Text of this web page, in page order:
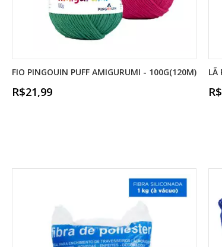
FIO PINGOUIN PUFF AMIGURUMI - 100G(120M)
R$21,99
LÃ